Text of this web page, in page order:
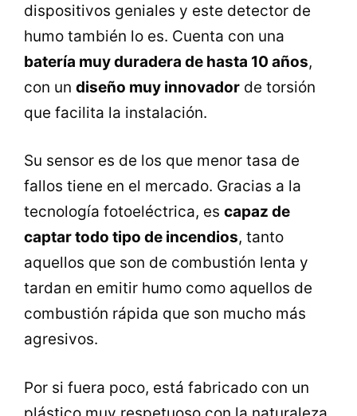
dispositivos geniales y este detector de
humo también lo es. Cuenta con una
batería muy duradera de hasta 10 años,
con un diseño muy innovador de torsión
que facilita la instalación.
Su sensor es de los que menor tasa de
fallos tiene en el mercado. Gracias a la
tecnología fotoeléctrica, es capaz de
captar todo tipo de incendios, tanto
aquellos que son de combustión lenta y
tardan en emitir humo como aquellos de
combustión rápida que son mucho más
agresivos.
Por si fuera poco, está fabricado con un